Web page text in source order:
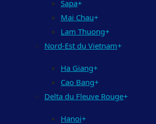
Sapa+
Mai Chau+
Lam Thuong+
Nord-Est du Vietnam+
Ha Giang+
Cao Bang+
Delta du Fleuve Rouge+
Hanoi+